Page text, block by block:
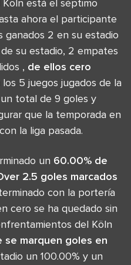
está el séptimo
ahora el participante
ganados 2 en su estadio
su estadio, 2 empates
, de ellos cero
los 5 juegos jugados de la
total de 9 goles y
que la temporada en
la liga pasada.
un 60.00% de
2.5 goles marcados
con la portería
cero se ha quedado sin
del Köln
se marquen goles en
un 100.00% y un